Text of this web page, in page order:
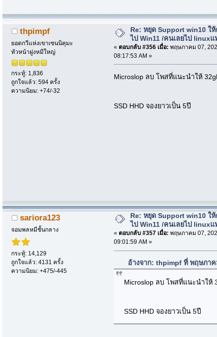
thpimpf
ยอดกวีแห่งเขาเซนนิคุมะ
หัวหน้าฝูงหมีใหญ่
กระทู้: 1,836
ถูกใจแล้ว: 594 ครั้ง
ความนิยม: +74/-32
Re: หยุด Support win10 ใ
ไป Win11 /คนเลยไป linuxแ
« ตอบกลับ #356 เมื่อ: พฤษภาคม 07,
08:17:53 AM »
Microslop ลบ โพสที่แนะนำให้
SSD HHD จองยาวเป็น 5ปี
sariora123
จอมพลหมีชั้นกลาง
กระทู้: 14,129
ถูกใจแล้ว: 4131 ครั้ง
ความนิยม: +475/-445
Re: หยุด Support win10 ใ
ไป Win11 /คนเลยไป linuxแ
« ตอบกลับ #357 เมื่อ: พฤษภาคม 07,
09:01:59 AM »
อ้างจาก: thpimpf ที่ พฤษภาค
Microslop ลบ โพสที่แนะนำให้
SSD HHD จองยาวเป็น 5ปี